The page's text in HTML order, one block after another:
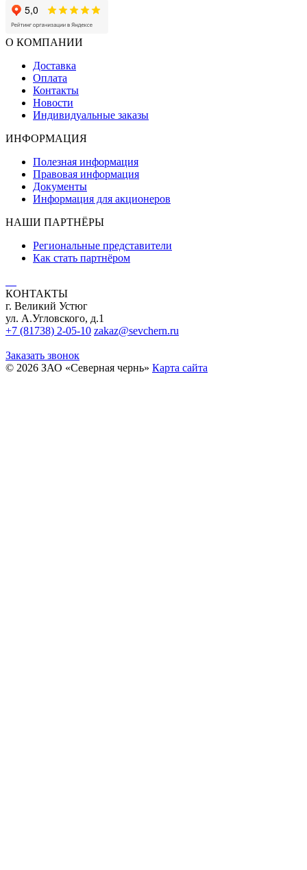
О КОМПАНИИ
Доставка
Оплата
Контакты
Новости
Индивидуальные заказы
ИНФОРМАЦИЯ
Полезная информация
Правовая информация
Документы
Информация для акционеров
НАШИ ПАРТНЁРЫ
Региональные представители
Как стать партнёром
КОНТАКТЫ
г. Великий Устюг
ул. А.Угловского, д.1
+7 (81738) 2-05-10 zakaz@sevchern.ru
Заказать звонок
© 2026 ЗАО «Северная чернь» Карта сайта